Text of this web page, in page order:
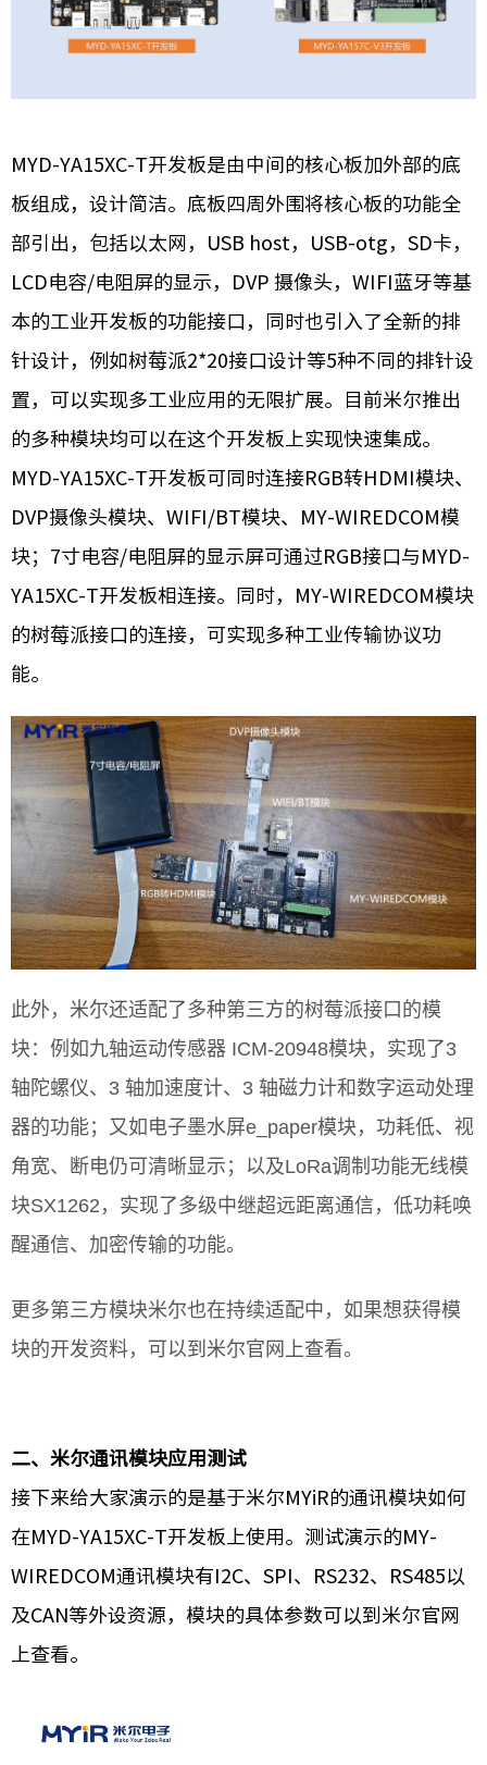
MYD-YA15XC-T开发板是由中间的核心板加外部的底
板组成，设计简洁。底板四周外围将核心板的功能全
部引出，包括以太网，USB host，USB-otg，SD卡，
LCD电容/电阻屏的显示，DVP 摄像头，WIFI蓝牙等基
本的工业开发板的功能接口，同时也引入了全新的排
针设计，例如树莓派2*20接口设计等5种不同的排针设
置，可以实现多工业应用的无限扩展。目前米尔推出
的多种模块均可以在这个开发板上实现快速集成。
MYD-YA15XC-T开发板可同时连接RGB转HDMI模块、
DVP摄像头模块、WIFI/BT模块、MY-WIREDCOM模
块‍；7寸电容/电阻屏的显示屏可通过RGB接口与MYD-
YA15XC-T开发板相连接。同时，MY-WIREDCOM模块
的树莓派接口的连接，可实现多种工业传输协议功
能。
此外，米尔还适配了多种第三方的树莓派接口的模
块：例如九轴运动传感器 ICM-20948模块，实现了3
轴陀螺仪、3 轴加速度计、3 轴磁力计和数字运动处理
器的功能；又如电子墨水屏e_paper模块，功耗低、视
角宽、断电仍可清晰显示；以及LoRa调制功能无线模
块SX1262，实现了多级中继超远距离通信，低功耗唤
醒通信、加密传输的功能。
更多第三方模块米尔也在持续适配中，如果想获得模
块的开发资料，可以到米尔官网上查看。
二、米尔通讯模块应用测试
接下来给大家演示的是基于米尔MYiR的通讯模块如何
在MYD-YA15XC-T开发板上使用。测试演示的MY-
WIREDCOM通讯模块有I2C、SPI、RS232、RS485以
及CAN等外设资源，模块的具体参数可以到米尔官网
上查看。